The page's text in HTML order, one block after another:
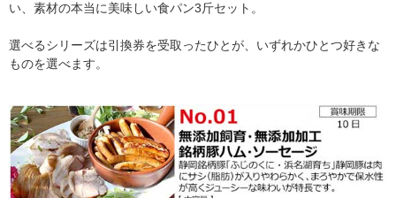
い、素材の本当に美味しい食パン3斤セット。
選べるシリーズは引換券を受取ったひとが、いずれかひとつ好きな
ものを選べます。